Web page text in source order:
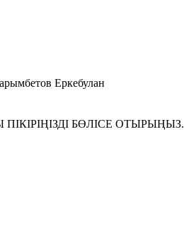
Еркебулан
БӨЛІСЕ ОТЫРЫҢЫЗ.